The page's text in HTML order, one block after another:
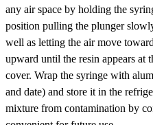
any air space by holding the
position pulling the plunger
well as letting the air move
upward until the resin appears at
cover. Wrap the syringe with
and date) and store it in the
mixture from contamination by